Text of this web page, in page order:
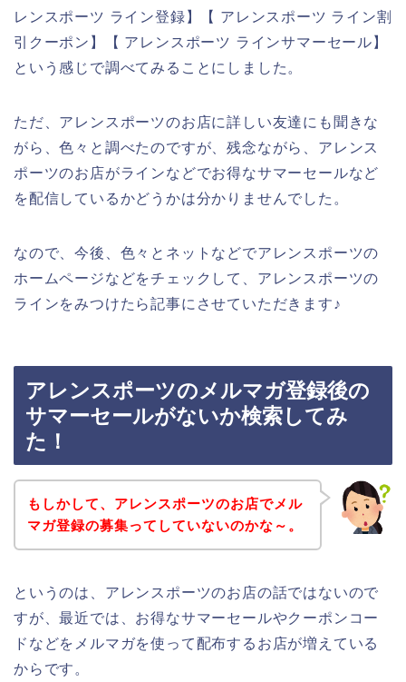
レンスポーツ ライン登録】【 アレンスポーツ ライン割
引クーポン】【 アレンスポーツ ラインサマーセール】
という感じで調べてみることにしました。
ただ、アレンスポーツのお店に詳しい友達にも聞きな
がら、色々と調べたのですが、残念ながら、アレンス
ポーツのお店がラインなどでお得なサマーセールなど
を配信しているかどうかは分かりませんでした。
なので、今後、色々とネットなどでアレンスポーツの
ホームページなどをチェックして、アレンスポーツの
ラインをみつけたら記事にさせていただきます♪
アレンスポーツのメルマガ登録後の
サマーセールがないか検索してみ
た！
もしかして、アレンスポーツのお店でメル
マガ登録の募集ってしていないのかな～。
というのは、アレンスポーツのお店の話ではないので
すが、最近では、お得なサマーセールやクーポンコー
ドなどをメルマガを使って配布するお店が増えている
からです。